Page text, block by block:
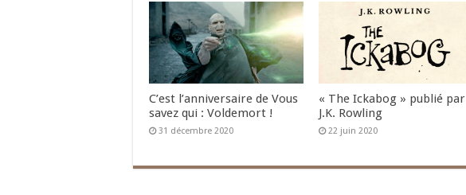
C’est l’anniversaire de Vous
savez qui : Voldemort !
31 décembre 2020
« The Ickabog » publié par
J.K. Rowling
22 juin 2020